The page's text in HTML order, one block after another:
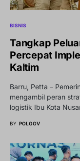
BISNIS
Tangkap
Percepat
Kaltim
Barru, Petta –
mengambil peran
logistik Ibu Kota
BY POLGOV